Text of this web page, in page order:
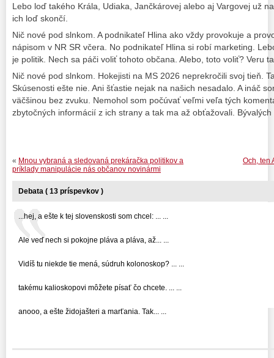
Lebo loď takého Krála, Udiaka, Jančkárovej alebo aj Vargovej už
ich loď skončí.
Nič nové pod slnkom. A podnikateľ Hlina ako vždy provokuje a
nápisom v NR SR včera. No podnikateľ Hlina si robí marketing.
je politik. Nech sa páči voliť tohoto občana. Alebo, toto voliť? Veru
Nič nové pod slnkom. Hokejisti na MS 2026 neprekročili svoj tieň.
Skúsenosti ešte nie. Ani šťastie nejak na našich nesadalo. A ináč
väčšinou bez zvuku. Nemohol som počúvať veľmi veľa tých
zbytočných informácií z ich strany a tak ma až obťažovali.
Och, ten
« Mnou vybraná a sledovaná prekáračka politikov a
príklady manipulácie nás občanov novinármi
Debata ( 13 príspevkov )
...hej, a ešte k tej slovenskosti som chcel: ... ...
Ale veď nech si pokojne pláva a pláva, až... ...
Vidíš tu niekde tie mená, súdruh kolonoskop? ... ...
takému kalioskopovi môžete písať čo chcete. ... ...
anooo, a ešte židojašteri a marťania. Tak... ...